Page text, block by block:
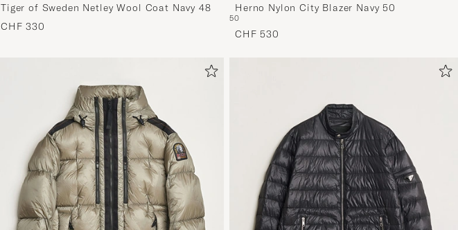
Tiger of Sweden Netley Wool Coat Navy 48
CHF 330
Herno Nylon City Blazer Navy 50
50
CHF 530